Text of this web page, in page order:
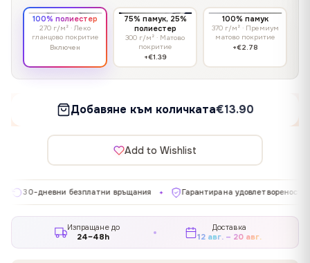
100% полиестер
270 г/м² · Леко
гланцово покритие
Включен
75% памук, 25%
полиестер
300 г/м² · Матово
покритие
+€1.39
100% памук
370 г/м² · Премиум
матово покритие
+€2.78
Добавяне към количката€13.90
Add to Wishlist
безплатни връщания ✦ Гарантирана удовлетвореност ✦
Изпращане до
24–48h
Доставка
12 авг. – 20 авг.